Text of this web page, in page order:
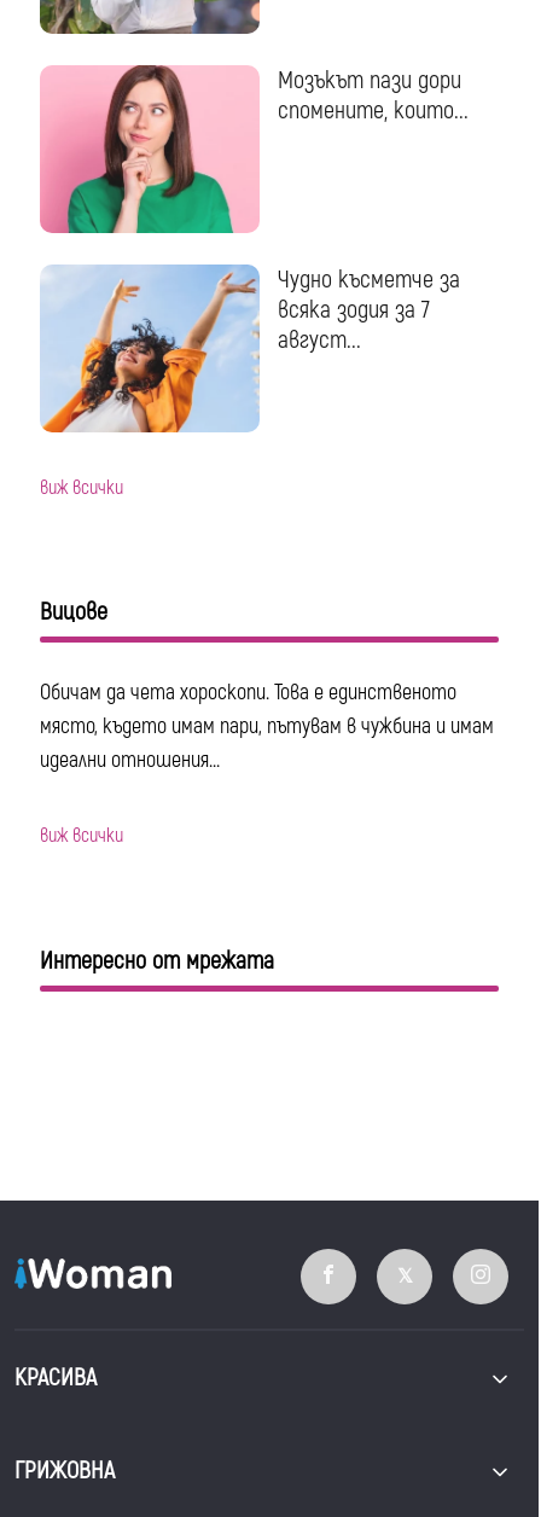
Мозъкът пази дори
спомените, които...
Чудно късметче за
всяка зодия за 7
август...
виж всички
Вицове
Обичам да чета хороскопи. Това е единственото
място, където имам пари, пътувам в чужбина и имам
идеални отношения...
виж всички
Интересно от мрежата
КРАСИВА
ГРИЖОВНА